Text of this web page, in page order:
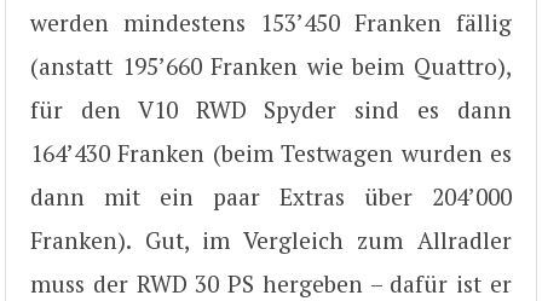
werden mindestens 153’450 Franken fällig
(anstatt 195’660 Franken wie beim Quattro),
für den V10 RWD Spyder sind es dann
164’430 Franken (beim Testwagen wurden es
dann mit ein paar Extras über 204’000
Franken). Gut, im Vergleich zum Allradler
muss der RWD 30 PS hergeben – dafür ist er